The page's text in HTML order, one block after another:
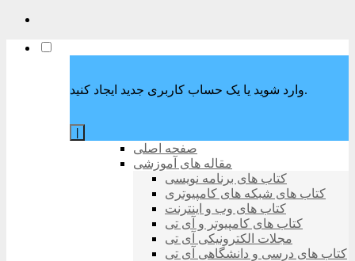
وارد شوید یا یک حساب کاربری جدید ایجاد کنید.
صفحه اصلی
مقاله های آموزشی
کتاب های برنامه نویسی
کتاب های شبکه های کامپیوتری
کتاب های وب و اینترنت
کتاب های کامپیوتر و آی تی
مجلات الکترونیکی آی تی
کتاب های درسی و دانشگاهی آی تی